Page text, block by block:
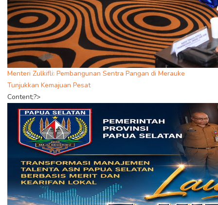
Menteri Zulkifli: Pembangunan Sentra Pangan di Merauke
Tunjukkan Kemajuan Pesat
Content;?>